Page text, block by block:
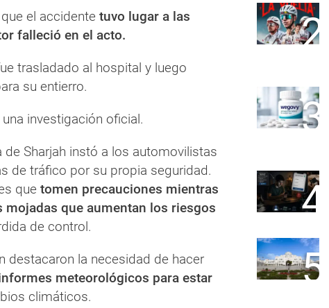
el accidente tuvo lugar a las
falleció en el acto.
trasladado al hospital y luego
su entierro.
investigación oficial.
Sharjah instó a los automovilistas
de tráfico por su propia seguridad.
que tomen precauciones mientras
mojadas que aumentan los riesgos
de control.
destacaron la necesidad de hacer
meteorológicos para estar
climáticos.
2
3
4
5